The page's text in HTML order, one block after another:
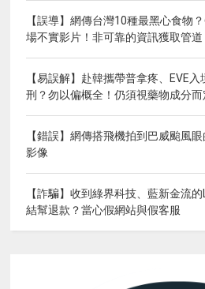
【誤導】網傳台灣10種最黑心食物
場不實影片！非可靠的資訊獲取管道
【易誤解】赴韓攜帶普拿疼、EVE
刑？勿以偏概全！仍須視藥物成分而
【錯誤】網傳搭飛機拍到巴威颱風
影像
【詐騙】收到綠界科技、藍新金流
結幫退款？當心假網站與假客服